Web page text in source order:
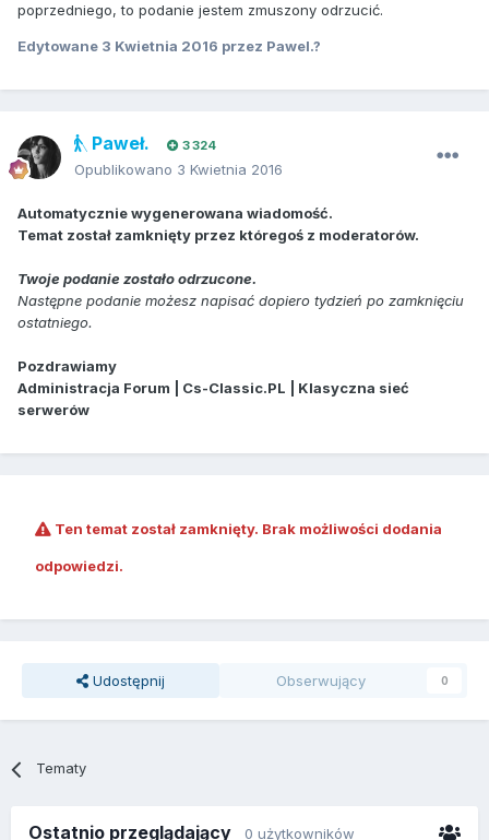
poprzedniego, to podanie jestem zmuszony odrzucić.
Edytowane 3 Kwietnia 2016 przez Pawel.?
Paweł. 3 324
Opublikowano 3 Kwietnia 2016
Automatycznie wygenerowana wiadomość.
Temat został zamknięty przez któregoś z moderatorów.
Twoje podanie zostało odrzucone.
Następne podanie możesz napisać dopiero tydzień po zamknięciu
ostatniego.
Pozdrawiamy
Administracja Forum | Cs-Classic.PL | Klasyczna sieć
serwerów
Ten temat został zamknięty. Brak możliwości dodania
odpowiedzi.
Udostępnij Obserwujący 0
Tematy
Ostatnio przeglądający 0 użytkowników